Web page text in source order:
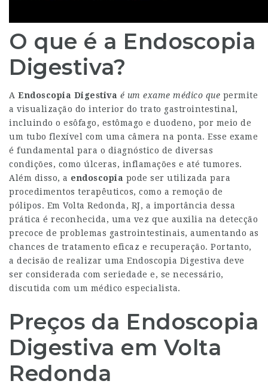
O que é a Endoscopia
Digestiva?
A Endoscopia Digestiva é um exame médico que permite
a visualização do interior do trato gastrointestinal,
incluindo o esôfago, estômago e duodeno, por meio de
um tubo flexível com uma câmera na ponta. Esse exame
é fundamental para o diagnóstico de diversas
condições, como úlceras, inflamações e até tumores.
Além disso, a endoscopia pode ser utilizada para
procedimentos terapêuticos, como a remoção de
pólipos. Em Volta Redonda, RJ, a importância dessa
prática é reconhecida, uma vez que auxilia na detecção
precoce de problemas gastrointestinais, aumentando as
chances de tratamento eficaz e recuperação. Portanto,
a decisão de realizar uma Endoscopia Digestiva deve
ser considerada com seriedade e, se necessário,
discutida com um médico especialista.
Preços da Endoscopia
Digestiva em Volta
Redonda